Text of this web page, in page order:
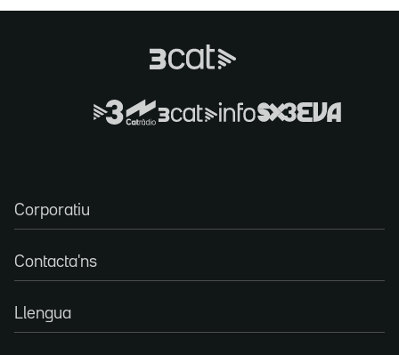
Corporatiu
Contacta'ns
Llengua